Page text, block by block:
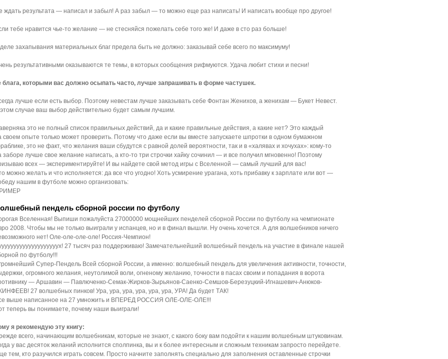
ждать результата — написал и забыл! А раз забыл — то можно еще раз написать! И написать вообще про другое!
тебе нравится чье-то желание — не стесняйся пожелать себе того же! И даже в сто раз больше!
захапывания материальных благ предела быть не должно: заказывай себе всего по максимуму!
результативными оказываются те темы, в которых сообщения рифмуются. Удача любит стихи и песни!
блага, которыми вас должно осыпать часто, лучше запрашивать в форме частушек.
лучше если есть выбор. Поэтому невестам лучше заказывать себе Фонтан Женихов, а женихам — Букет Невест.
случае ваш выбор действительно будет самым лучшим.
это не полный список правильных действий, да и какие правильные действия, а какие нет? Это каждый
своем опыте только может проверить. Потому что даже если вы вместе запускаете шпротки в одном бумажном
это не факт, что желания ваши сбудутся с равной долей вероятности, так и в «халявах и хочухах»: кому-то
заборе лучше свое желание написать, а кто-то три строчки хайку сочинил — и все получил мгновенно! Поэтому
всех — экспериментируйте! И вы найдете свой метод игры с Вселенной — самый лучший для вас!
можно желать и что исполняется: да все что угодно! Хоть усмирение урагана, хоть прибавку к зарплате или вот —
нашим в футболе можно организовать:
пендель сборной россии по футболу
Вселенная! Выпиши пожалуйста 27000000 мощнейших пенделей сборной России по футболу на чемпионате
2008. Чтобы мы не только выиграли у испанцев, но и в финал вышли. Ну очень хочется. А для волшебников ничего
нет! Оле-оле-оле-оле! Россия-Чемпион!
27 тысяч раз поддерживаю! Замечательнейший волшебный пендель на участие в финале нашей
по футболу!!!
Супер-Пендель Всей сборной России, а именно: волшебный пендель для увеличения активности, точности,
огромного желания, неутолимой воли, огненому желанию, точности в пасах своим и попадания в ворота
— Аршавин — Павлюченко-Семак-Жирков-Зырьянов-Саенко-Семшов-Березуцкий-Игнашевич-Анюков-
27 волшебных пинков! Ура, ура, ура, ура, ура, ура, УРА! Да будет ТАК!
выше написанное на 27 умножить и ВПЕРЕД РОССИЯ ОЛЕ-ОЛЕ-ОЛЕ!!!
теперь вы понимаете, почему наши выиграли!
я рекомендую эту книгу:
всего, начинающим волшебникам, которые не знают, с какого боку вам подойти к нашим волшебным штуковинам.
у вас десяток желаний исполнится сполпинка, вы и к более интересным и сложным техникам запросто перейдете.
тем, кто разучился играть совсем. Просто начните заполнять специально для заполнения оставленные строчки